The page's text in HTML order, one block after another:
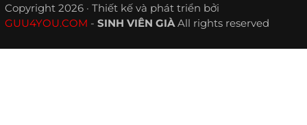
Copyright 2026 · Thiết kế và phát triển bởi
GUU4YOU.COM - SINH VIÊN GIÀ All rights reserved